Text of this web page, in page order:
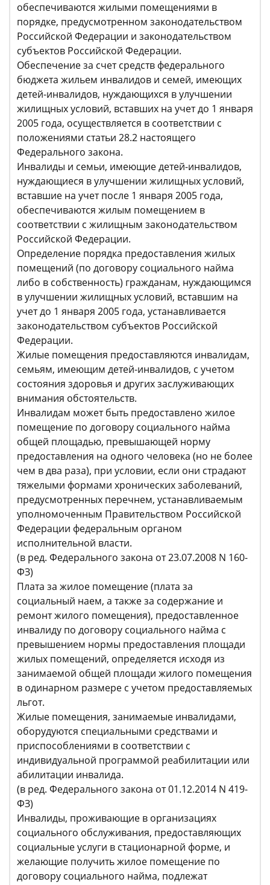
обеспечиваются жилыми помещениями в
порядке, предусмотренном законодательством
Российской Федерации и законодательством
субъектов Российской Федерации.
Обеспечение за счет средств федерального
бюджета жильем инвалидов и семей, имеющих
детей-инвалидов, нуждающихся в улучшении
жилищных условий, вставших на учет до 1 января
2005 года, осуществляется в соответствии с
положениями статьи 28.2 настоящего
Федерального закона.
Инвалиды и семьи, имеющие детей-инвалидов,
нуждающиеся в улучшении жилищных условий,
вставшие на учет после 1 января 2005 года,
обеспечиваются жилым помещением в
соответствии с жилищным законодательством
Российской Федерации.
Определение порядка предоставления жилых
помещений (по договору социального найма
либо в собственность) гражданам, нуждающимся
в улучшении жилищных условий, вставшим на
учет до 1 января 2005 года, устанавливается
законодательством субъектов Российской
Федерации.
Жилые помещения предоставляются инвалидам,
семьям, имеющим детей-инвалидов, с учетом
состояния здоровья и других заслуживающих
внимания обстоятельств.
Инвалидам может быть предоставлено жилое
помещение по договору социального найма
общей площадью, превышающей норму
предоставления на одного человека (но не более
чем в два раза), при условии, если они страдают
тяжелыми формами хронических заболеваний,
предусмотренных перечнем, устанавливаемым
уполномоченным Правительством Российской
Федерации федеральным органом
исполнительной власти.
(в ред. Федерального закона от 23.07.2008 N 160-
ФЗ)
Плата за жилое помещение (плата за
социальный наем, а также за содержание и
ремонт жилого помещения), предоставленное
инвалиду по договору социального найма с
превышением нормы предоставления площади
жилых помещений, определяется исходя из
занимаемой общей площади жилого помещения
в одинарном размере с учетом предоставляемых
льгот.
Жилые помещения, занимаемые инвалидами,
оборудуются специальными средствами и
приспособлениями в соответствии с
индивидуальной программой реабилитации или
абилитации инвалида.
(в ред. Федерального закона от 01.12.2014 N 419-
ФЗ)
Инвалиды, проживающие в организациях
социального обслуживания, предоставляющих
социальные услуги в стационарной форме, и
желающие получить жилое помещение по
договору социального найма, подлежат